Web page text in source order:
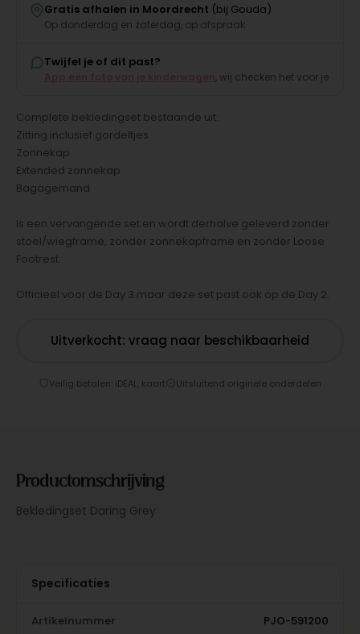
Gratis afhalen in Moordrecht (bij Gouda)
Op donderdag en zaterdag, op afspraak
Twijfel je of dit past?
, wij checken het voor je
Complete bekledingset bestaande uit:
Zitting inclusief gordeltjes
Zonnekap
Extended zonnekap
Bagagemand
Is een vervangende set en wordt derhalve geleverd zonder
stoel/wiegframe, zonder zonnekapframe en zonder Loose
Footrest.
Officieel voor de Day 3 maar deze set past ook op de Day 2.
Uitverkocht: vraag naar beschikbaarheid
Veilig betalen: iDEAL, kaart Uitsluitend originele onderdelen
Productomschrijving
Bekledingset Daring Grey
Specificaties
Artikelnummer PJO-591200